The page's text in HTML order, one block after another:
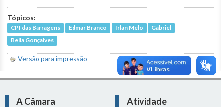
Tópicos:
CPI das Barragens Edmar Branco Irlan Melo
Gabriel
Bella Gonçalves
Versão para impressão
A Câmara
Atividade